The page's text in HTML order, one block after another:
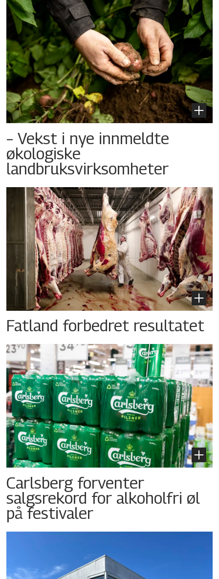
– Vekst i nye innmeldte
økologiske
landbruksvirksomheter
Fatland forbedret resultatet
Carlsberg forventer
salgsrekord for alkoholfri øl
på festivaler